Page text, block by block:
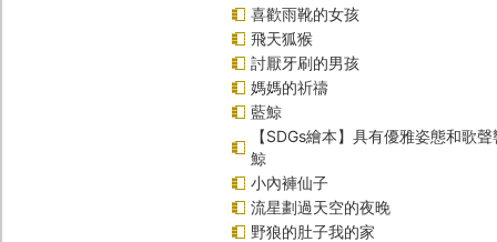
喜歡雨靴的女孩
飛天狐猴
討厭牙刷的男孩
媽媽的祈禱
藍鯨
【SDGs繪本】具有優雅姿態和歌
鯨
小內褲仙子
流星劃過天空的夜晚
野狼的肚子我的家